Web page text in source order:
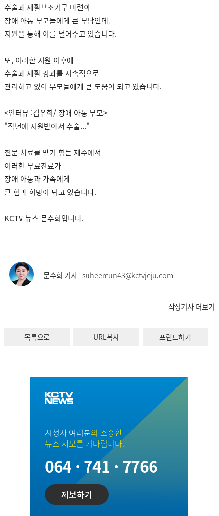
수술과 재활보조기구 마련이
장애 아동 부모들에게 큰 부담인데,
지원을 통해 이를 덜어주고 있습니다.
또, 이러한 지원 이후에
수술과 재활 경과를 지속적으로
관리하고 있어 부모들에게 큰 도움이 되고 있습니다.
<인터뷰 :김유희/ 장애 아동 부모>
"작년에 지원받아서 수술..."
전문 치료를 받기 힘든 제주에서
이러한 무료진료가
장애 아동과 가족에게
큰 힘과 희망이 되고 있습니다.
KCTV 뉴스 문수희입니다.
문수희 기자 suheemun43@kctvjeju.com
작성기사 더보기
목록으로 URL복사 프린트하기
시청자 여러분의 소중한
뉴스 제보를 기다립니다.
064 · 741 · 7766
제보하기